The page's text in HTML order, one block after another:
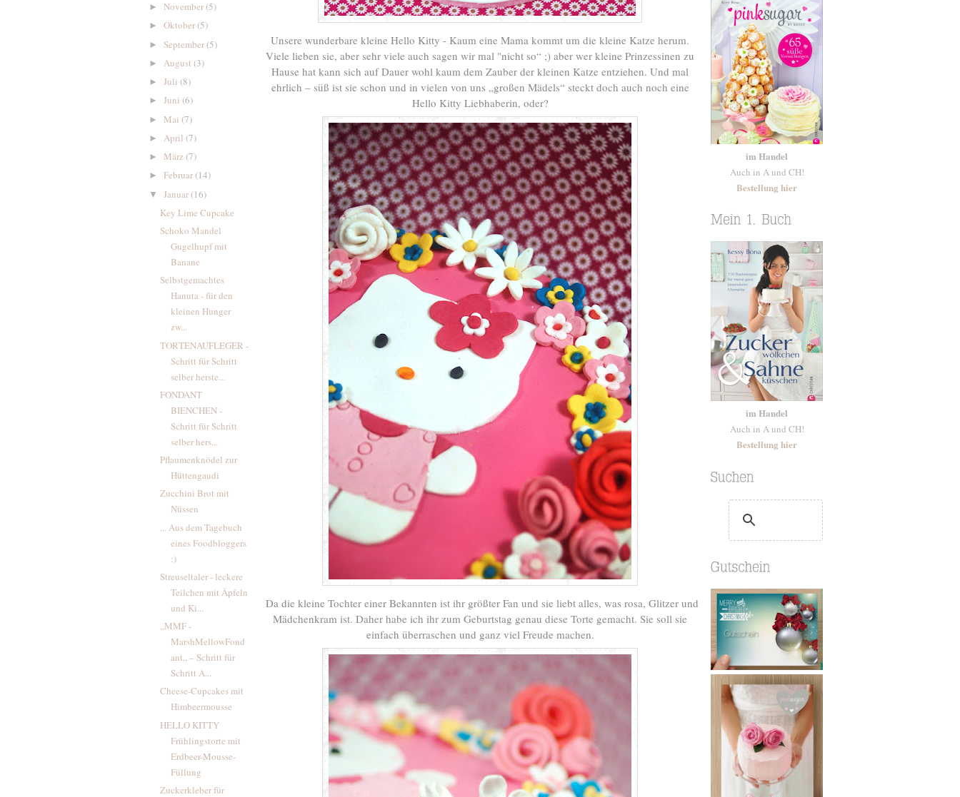
► November(5)
► Oktober(5)
► September(5)
► August (3)
► Juli (8)
► Juni (6)
► Mai (7)
► April (7)
► März(7)
► Februar(14)
▼ Januar(16)
Key Lime Cupcake
Schoko Mandel
Gugelhupf mit
Banane
Selbstgemachtes
Hanuta - für den
kleinen Hunger
zw...
TORTENAUFLEGER -
Schritt für Schritt
selber herste...
FONDANT
BIENCHEN -
Schritt für Schritt
selber hers...
Pflaumenknödel zur
Hüttengaudi
Zucchini Brot mit
Nüssen
... Aus dem Tagebuch
eines Foodbloggers
:)
Streuseltaler - leckere
Teilchen mit Äpfeln
und Ki...
„MMF -
MarshMellowFond
ant„ – Schritt für
Schritt A...
Cheese-Cupcakes mit
Himbeermousse
HELLO KITTY
Frühlingstorte mit
Erdbeer-Mousse-
Füllung
Zuckerkleber für
Unsere wunderbare kleine Hello Kitty - Kaum eine Mama kommt um die kleine Katze herum.
Viele lieben sie, aber sehr viele auch sagen wir mal "nicht so“ ;) aber wer kleine Prinzessinen zu
Hause hat kann sich auf Dauer wohl kaum dem Zauber der kleinen Katze entziehen. Und mal
ehrlich – süß ist sie schon und in vielen von uns „großen Mädels“ steckt doch auch noch eine
Hello Kitty Liebhaberin, oder?
Da die kleine Tochter einer Bekannten ist ihr größter Fan und sie liebt alles, was rosa, Glitzer und
Mädchenkram ist. Daher habe ich ihr zum Geburtstag genau diese Torte gemacht. Sie soll sie
einfach überraschen und ganz viel Freude machen.
im Handel
Auch in A und CH!
Bestellung hier
im Handel
Auch in A und CH!
Bestellung hier